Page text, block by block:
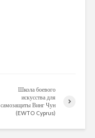
Школа боевого
искусства для
самозащиты Винг Чун
(EWTO Cyprus)